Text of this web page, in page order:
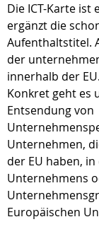
Die ICT-Karte ist
ergänzt die
Aufenthaltstitel.
der
innerhalb der EU.
Konkret geht es
Entsendung von
Unternehmen,
der EU haben,
Unternehmens
Europäischen